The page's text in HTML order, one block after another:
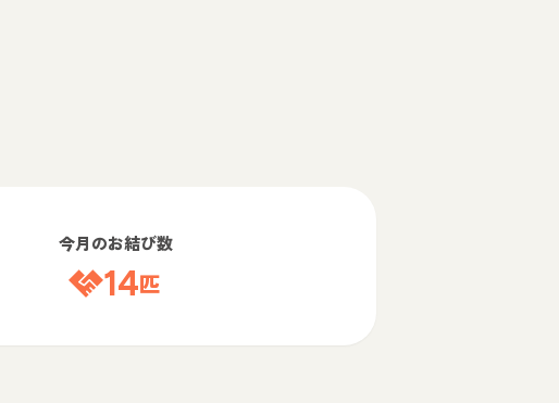
今月のお結び数
14匹